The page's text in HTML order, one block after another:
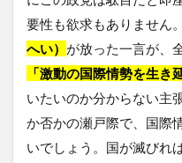
要性も欲求もありません
へい） が放った一言が、
「激動の国際情勢を生き
いたいのか分からない主
か否かの瀬戸際で、国際
いでしょう。国が滅びれ